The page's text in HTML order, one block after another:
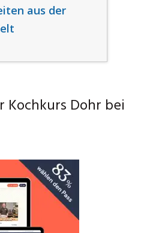
aus der
Dohr bei